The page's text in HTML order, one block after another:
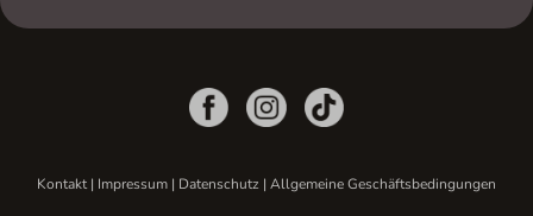
Kontakt| Impressum | Datenschutz | Allgemeine Geschäftsbedingungen